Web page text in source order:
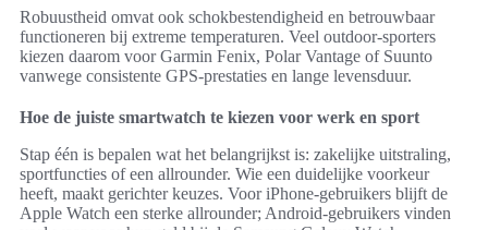
Robuustheid omvat ook schokbestendigheid en betrouwbaar
functioneren bij extreme temperaturen. Veel outdoor-sporters
kiezen daarom voor Garmin Fenix, Polar Vantage of Suunto
vanwege consistente GPS-prestaties en lange levensduur.
Hoe de juiste smartwatch te kiezen voor werk en sport
Stap één is bepalen wat het belangrijkst is: zakelijke uitstraling,
sportfuncties of een allrounder. Wie een duidelijke voorkeur
heeft, maakt gerichter keuzes. Voor iPhone-gebruikers blijft de
Apple Watch een sterke allrounder; Android-gebruikers vinden